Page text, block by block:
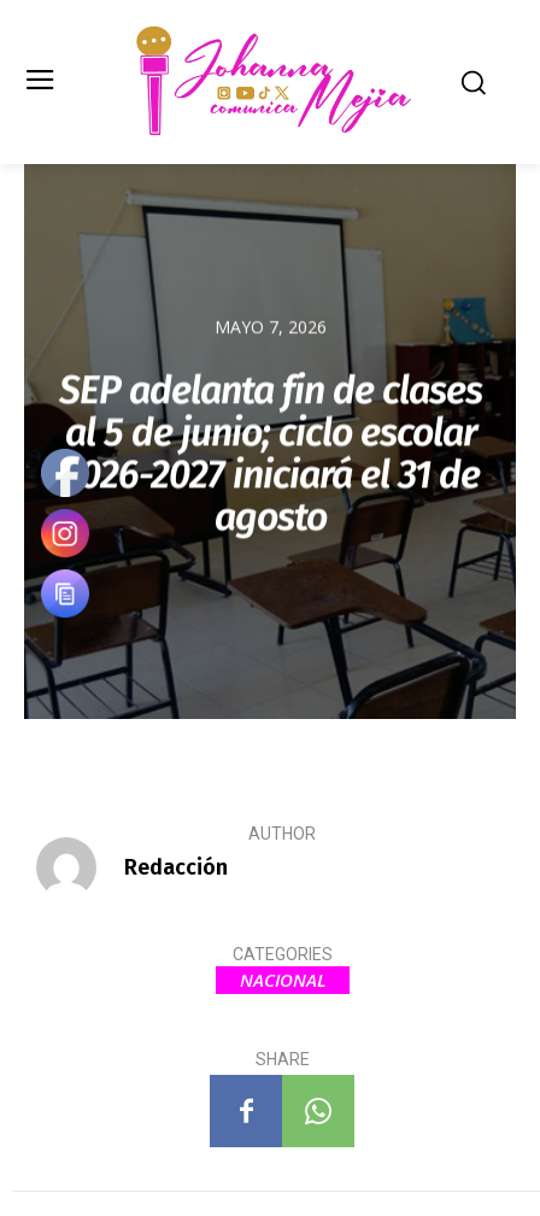
MAYO 7, 2026
SEP adelanta fin de clases
al 5 de junio; ciclo escolar
2026-2027 iniciará el 31 de
agosto
AUTHOR
Redacción
CATEGORIES
NACIONAL
SHARE